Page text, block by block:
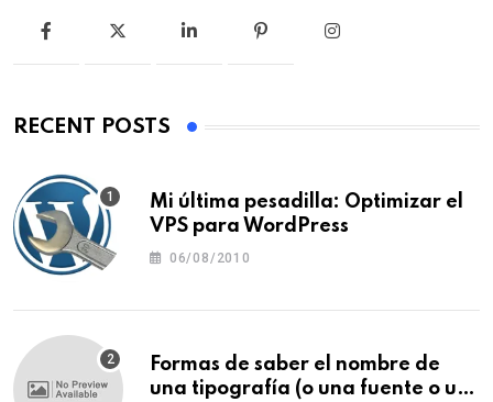
RECENT POSTS
Mi última pesadilla: Optimizar el
VPS para WordPress
06/08/2010
Formas de saber el nombre de
una tipografía (o una fuente o un